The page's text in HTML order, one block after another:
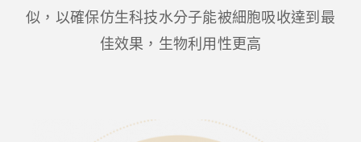
似，以確保仿生科技水分子能被細胞吸收達到最
佳效果，生物利用性更高